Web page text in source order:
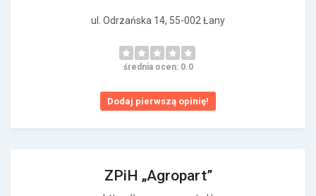
ul. Odrzańska 14, 55-002 Łany
średnia ocen: 0.0
Dodaj pierwszą opinię!
ZPiH „Agropart”